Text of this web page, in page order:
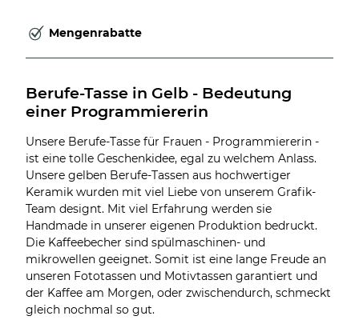
Mengenrabatte
Berufe-Tasse in Gelb - Bedeutung
einer Programmiererin
Unsere Berufe-Tasse für Frauen - Programmiererin -
ist eine tolle Geschenkidee, egal zu welchem Anlass.
Unsere gelben Berufe-Tassen aus hochwertiger
Keramik wurden mit viel Liebe von unserem Grafik-
Team designt. Mit viel Erfahrung werden sie
Handmade in unserer eigenen Produktion bedruckt.
Die Kaffeebecher sind spülmaschinen- und
mikrowellen geeignet. Somit ist eine lange Freude an
unseren Fototassen und Motivtassen garantiert und
der Kaffee am Morgen, oder zwischendurch, schmeckt
gleich nochmal so gut.